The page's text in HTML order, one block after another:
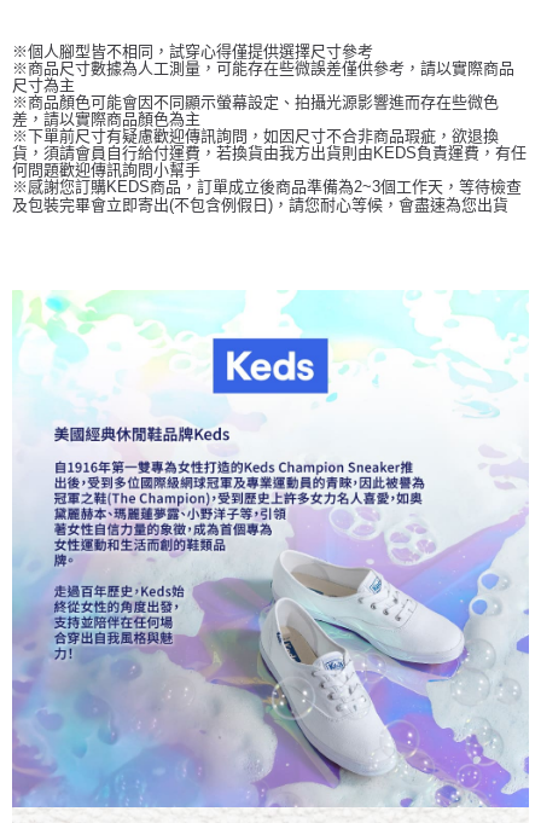
※個人腳型皆不相同，試穿心得僅提供選擇尺寸參考
※商品尺寸數據為人工測量，可能存在些微誤差僅供參考，請以實際商品
尺寸為主
※商品顏色可能會因不同顯示螢幕設定、拍攝光源影響進而存在些微色
差，請以實際商品顏色為主
※下單前尺寸有疑慮歡迎傳訊詢問，如因尺寸不合非商品瑕疵，欲退換
貨，須請會員自行給付運費，若換貨由我方出貨則由KEDS負責運費，有任
何問題歡迎傳訊詢問小幫手
※感謝您訂購KEDS商品，訂單成立後商品準備為2~3個工作天，等待檢查
及包裝完畢會立即寄出(不包含例假日)，請您耐心等候，會盡速為您出貨